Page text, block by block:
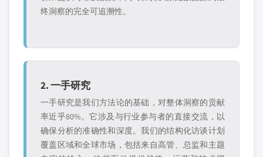
终洞察的完全可追溯性。
2. 一手研究
一手研究是我们方法论的基础，对整体洞察的贡献
率近乎80%。它涉及与行业参与者的直接交流，以
确保分析的准确性和深度。我们的结构化访谈计划
覆盖区域和全球市场，包括来自高管、总监和主题